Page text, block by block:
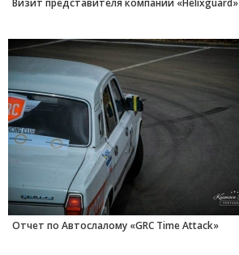
Визит представителя компании «Helixguard»
Отчет по Автослалому «GRC Time Attack»